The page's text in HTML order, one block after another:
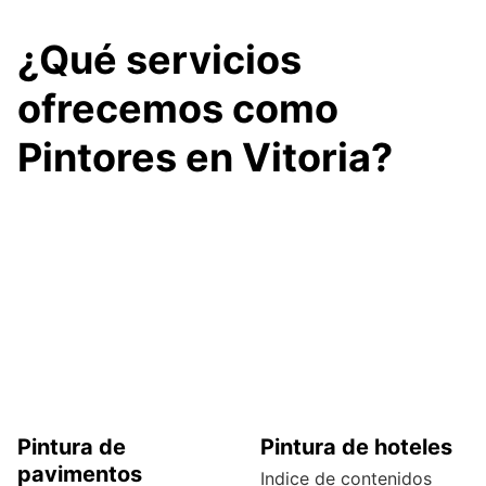
¿Qué servicios
ofrecemos como
Pintores en Vitoria?
Pintura de
pavimentos
Pintura de hoteles
Indice de contenidos